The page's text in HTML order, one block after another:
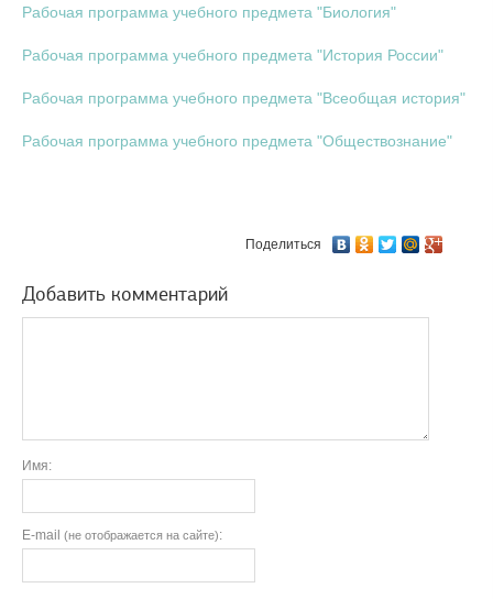
Рабочая программа учебного предмета "Биология"
Рабочая программа учебного предмета "История России"
Рабочая программа учебного предмета "Всеобщая история"
Рабочая программа учебного предмета "Обществознание"
Поделиться
Добавить комментарий
Имя:
E-mail (не отображается на сайте):